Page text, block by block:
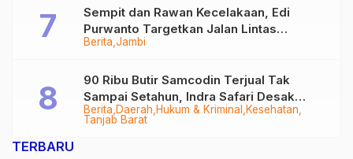
Berita Jambi
Sempit dan Rawan Kecelakaan, Edi
Purwanto Targetkan Jalan Lintas
Tungkal-Jambi Mulus di 2028
Berita Daerah Hukum & Kriminal
Kesehatan
Tanjab Barat
90 Ribu Butir Samcodin Terjual Tak
Sampai Setahun, Indra Safari Desak
Audit Menyeluruh
TERBARU